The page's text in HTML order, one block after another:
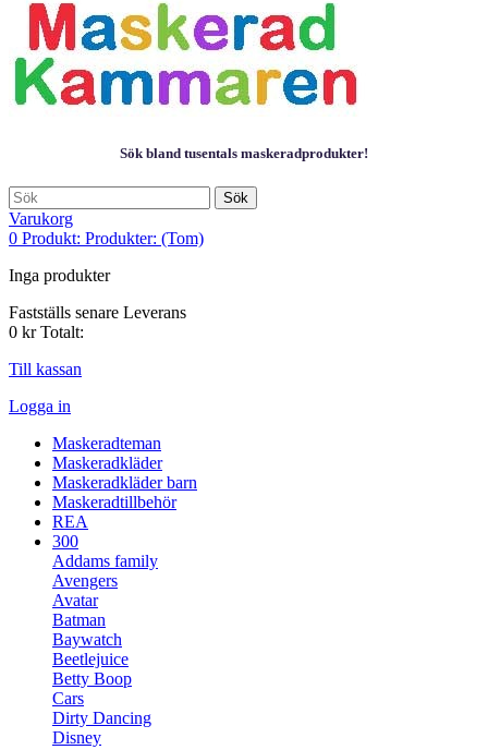
Sök bland tusentals maskeradprodukter!
Sök
Varukorg
0 Produkt: Produkter: (Tom)
Inga produkter
Fastställs senare Leverans
0 kr Totalt:
Till kassan
Logga in
Maskeradteman
Maskeradkläder
Maskeradkläder barn
Maskeradtillbehör
REA
300
Addams family
Avengers
Avatar
Batman
Baywatch
Beetlejuice
Betty Boop
Cars
Dirty Dancing
Disney